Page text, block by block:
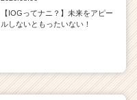
【IOGってナニ？】未来をアピー
ルしないともったいない！